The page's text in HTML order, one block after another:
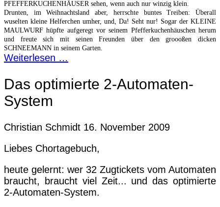
PFEFFERKUCHENHÄUSER sehen, wenn auch nur winzig klein.
Drunten, im Weihnachtsland aber, herrschte buntes Treiben: Überall
wuselten kleine Helferchen umher, und, Da! Seht nur! Sogar der KLEINE
MAULWURF hüpfte aufgeregt vor seinem Pfefferkuchenhäuschen herum
und freute sich mit seinen Freunden über den groooßen dicken
SCHNEEMANN in seinem Garten.
Weiterlesen …
Das optimierte 2-Automaten-
System
Christian Schmidt 16. November 2009
Liebes Chortagebuch,
heute gelernt: wer 32 Zugtickets vom Automaten
braucht, braucht viel Zeit... und das optimierte
2-Automaten-System.